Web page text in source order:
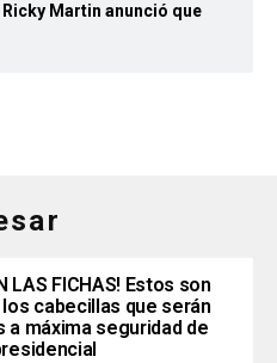
Martin anunció que
LAS FICHAS! Estos son
cabecillas que serán
a máxima seguridad de